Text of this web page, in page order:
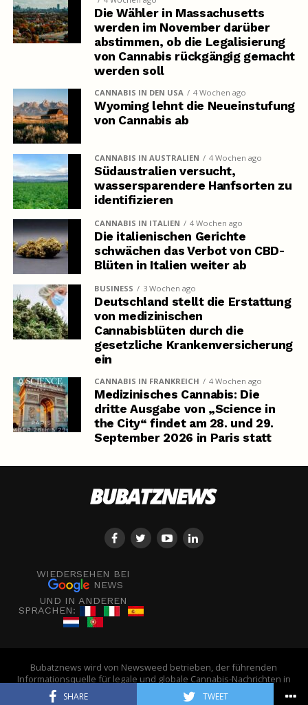
SHARE TWEET
Die Wähler in Massachusetts
werden im November darüber
abstimmen, ob die Legalisierung
von Cannabis rückgängig gemacht
werden soll
CANNABIS IN DEN USA 4 Wochen ago
Wyoming lehnt die Neueinstufung
von Cannabis ab
CANNABIS IN AUSTRALIEN 4 Wochen ago
Südaustralien versucht,
wassersparendere Hanfsorten zu
identifizieren
CANNABIS IN ITALIEN 4 Wochen ago
Die italienischen Gerichte
schwächen das Verbot von CBD-
Blüten in Italien weiter ab
BUSINESS 3 Wochen ago
Deutschland stellt die Erstattung
von medizinischen
Cannabisblüten durch die
gesetzliche Krankenversicherung
ein
CANNABIS IN FRANKREICH 4 Wochen ago
Medizinisches Cannabis: Die
dritte Ausgabe von „Science in
the City“ findet am 28. und 29.
September 2026 in Paris statt
WIEDERSEHEN BEI
NEWS
UND IN ANDEREN
SPRACHEN:
Bubatznews wird von Newsweed betrieben, der führenden
Informationsquelle für legale und globale Cannabis-Nachrichten in
Europa. - © Newsweed